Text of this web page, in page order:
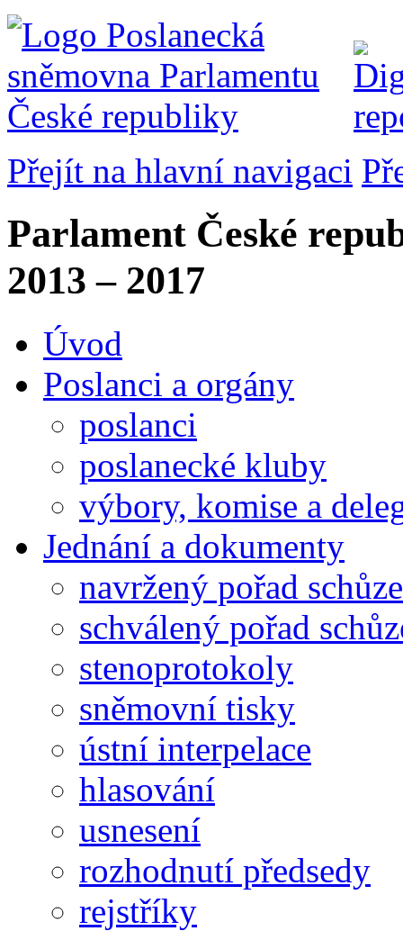
Přejít na hlavní navigaci
Parlament České
2013 – 2017
Úvod
Poslanci a orgány
poslanci
poslanecké kluby
výbory, komise a
Jednání a dokumenty
navržený pořad schůze
schválený pořad
stenoprotokoly
sněmovní tisky
ústní interpelace
hlasování
usnesení
rozhodnutí předsedy
rejstříky